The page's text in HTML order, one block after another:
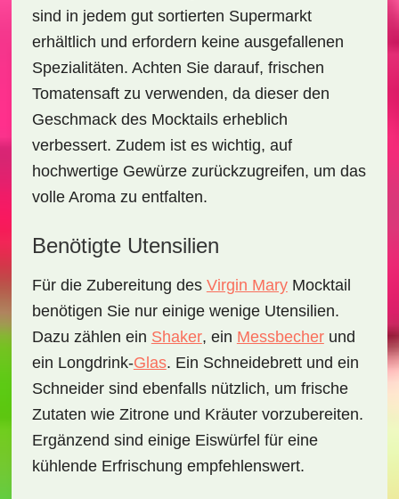
sind in jedem gut sortierten Supermarkt
erhältlich und erfordern keine ausgefallenen
Spezialitäten. Achten Sie darauf, frischen
Tomatensaftzu verwenden, da dieser den
Geschmack des Mocktails erheblich
verbessert. Zudem ist es wichtig, auf
hochwertige Gewürze zurückzugreifen, um das
volle Aroma zu entfalten.
Benötigte Utensilien
Für die Zubereitung des Virgin MaryMocktail
benötigen Sie nur einige wenige Utensilien.
Dazu zählen ein Shaker, ein Messbecherund
ein Longdrink-Glas. Ein Schneidebrettund ein
Schneidersind ebenfalls nützlich, um frische
Zutaten wie Zitrone und Kräuter vorzubereiten.
Ergänzend sind einige Eiswürfel für eine
kühlende Erfrischung empfehlenswert.